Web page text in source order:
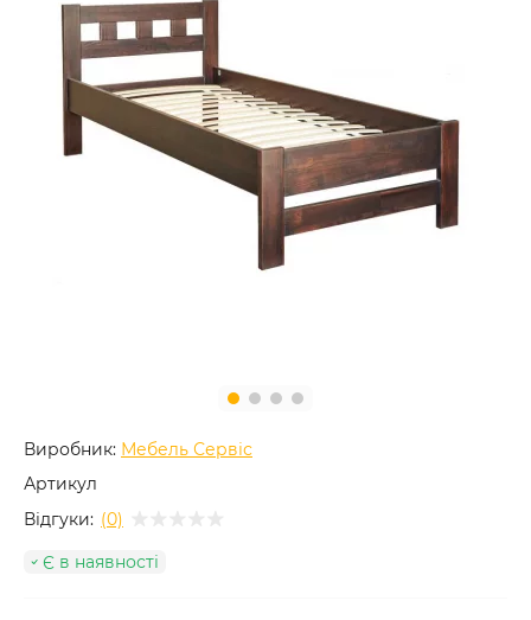
Виробник: Мебель Сервіс
Артикул
Відгуки: (0)
Є в наявності